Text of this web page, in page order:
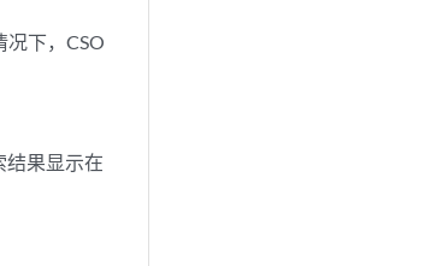
况下，CSO
结果显示在